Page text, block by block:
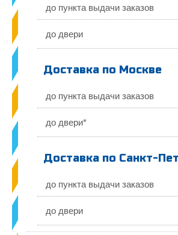
до пункта выдачи заказов
до двери
Доставка по Москве
до пункта выдачи заказов
до двери*
Доставка по Санкт-
до пункта выдачи заказов
до двери